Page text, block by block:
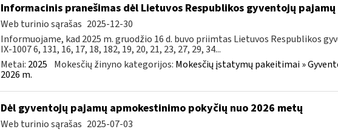
Informacinis pranešimas dėl Lietuvos Respublikos gyventojų
Web turinio sąrašas 2025-12-30
Informuojame, kad 2025 m. gruodžio 16 d. buvo priimtas Lietuvos Respublikos
IX-1007 6, 131, 16, 17, 18, 182, 19, 20, 21, 23, 27, 29, 34...
Metai: 2025 Mokesčių žinyno kategorijos: Mokesčių įstatymų pakeitimai »
2026 m.
Dėl gyventojų pajamų apmokestinimo pokyčių nuo 2026 metų
Web turinio sąrašas 2025-07-03